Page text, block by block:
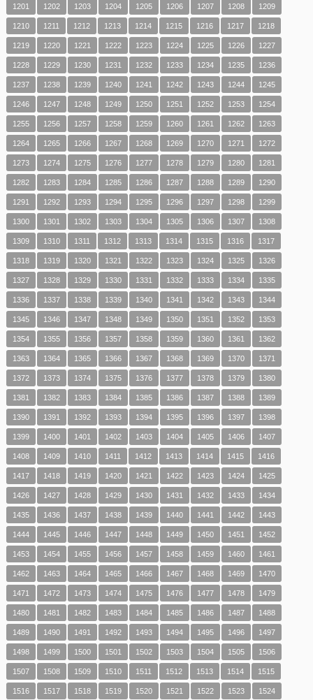
1201 1202 1203 1204 1205 1206 1207 1208 1209
1210 1211 1212 1213 1214 1215 1216 1217 1218
1219 1220 1221 1222 1223 1224 1225 1226 1227
1228 1229 1230 1231 1232 1233 1234 1235 1236
1237 1238 1239 1240 1241 1242 1243 1244 1245
1246 1247 1248 1249 1250 1251 1252 1253 1254
1255 1256 1257 1258 1259 1260 1261 1262 1263
1264 1265 1266 1267 1268 1269 1270 1271 1272
1273 1274 1275 1276 1277 1278 1279 1280 1281
1282 1283 1284 1285 1286 1287 1288 1289 1290
1291 1292 1293 1294 1295 1296 1297 1298 1299
1300 1301 1302 1303 1304 1305 1306 1307 1308
1309 1310 1311 1312 1313 1314 1315 1316 1317
1318 1319 1320 1321 1322 1323 1324 1325 1326
1327 1328 1329 1330 1331 1332 1333 1334 1335
1336 1337 1338 1339 1340 1341 1342 1343 1344
1345 1346 1347 1348 1349 1350 1351 1352 1353
1354 1355 1356 1357 1358 1359 1360 1361 1362
1363 1364 1365 1366 1367 1368 1369 1370 1371
1372 1373 1374 1375 1376 1377 1378 1379 1380
1381 1382 1383 1384 1385 1386 1387 1388 1389
1390 1391 1392 1393 1394 1395 1396 1397 1398
1399 1400 1401 1402 1403 1404 1405 1406 1407
1408 1409 1410 1411 1412 1413 1414 1415 1416
1417 1418 1419 1420 1421 1422 1423 1424 1425
1426 1427 1428 1429 1430 1431 1432 1433 1434
1435 1436 1437 1438 1439 1440 1441 1442 1443
1444 1445 1446 1447 1448 1449 1450 1451 1452
1453 1454 1455 1456 1457 1458 1459 1460 1461
1462 1463 1464 1465 1466 1467 1468 1469 1470
1471 1472 1473 1474 1475 1476 1477 1478 1479
1480 1481 1482 1483 1484 1485 1486 1487 1488
1489 1490 1491 1492 1493 1494 1495 1496 1497
1498 1499 1500 1501 1502 1503 1504 1505 1506
1507 1508 1509 1510 1511 1512 1513 1514 1515
1516 1517 1518 1519 1520 1521 1522 1523 1524